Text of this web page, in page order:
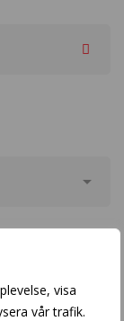
visa
vår trafik.